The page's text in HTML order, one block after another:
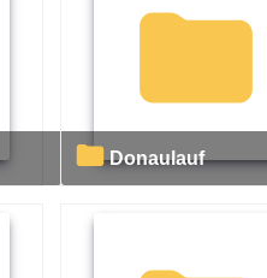
Donaulauf